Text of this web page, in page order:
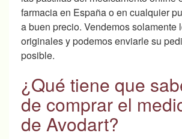
farmacia en España o en cualquier
a buen precio. Vendemos solamente
originales y podemos enviarle su
posible.
¿Qué tiene que
de comprar el
de Avodart?